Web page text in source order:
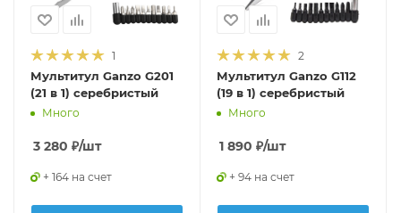
1
Мультитул Ganzo G201
(21 в 1) серебристый
Много
3 280 ₽/шт
+ 164 на счет
2
Мультитул Ganzo G112
(19 в 1) серебристый
Много
1 890 ₽/шт
+ 94 на счет